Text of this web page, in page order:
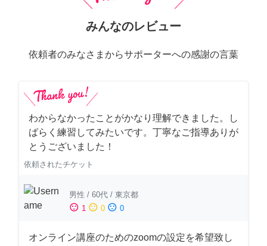
みんなのレビュー
依頼者のみなさまからサポーターへの感謝の言葉
わからなかったことがかなり理解できました。し
ばらく練習してみたいです。丁寧なご指導ありが
とうございました！
依頼されたチケット
男性 / 60代 / 東京都
sentiment_satisfied 1 sentiment_neutral 0 sentiment_dissatisfied 0
オンライン講座のためのzoomの設定を希望致し